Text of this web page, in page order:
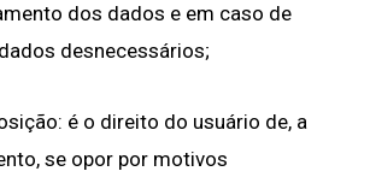
dos dados e em caso de
desnecessários;
é o direito do usuário de, a
se opor por motivos